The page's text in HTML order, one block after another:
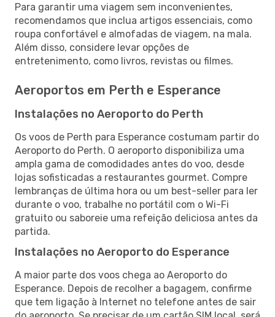
Para garantir uma viagem sem inconvenientes,
recomendamos que inclua artigos essenciais, como
roupa confortável e almofadas de viagem, na mala.
Além disso, considere levar opções de
entretenimento, como livros, revistas ou filmes.
Aeroportos em Perth e Esperance
Instalações no Aeroporto do Perth
Os voos de Perth para Esperance costumam partir do
Aeroporto do Perth. O aeroporto disponibiliza uma
ampla gama de comodidades antes do voo, desde
lojas sofisticadas a restaurantes gourmet. Compre
lembranças de última hora ou um best-seller para ler
durante o voo, trabalhe no portátil com o Wi-Fi
gratuito ou saboreie uma refeição deliciosa antes da
partida.
Instalações no Aeroporto do Esperance
A maior parte dos voos chega ao Aeroporto do
Esperance. Depois de recolher a bagagem, confirme
que tem ligação à Internet no telefone antes de sair